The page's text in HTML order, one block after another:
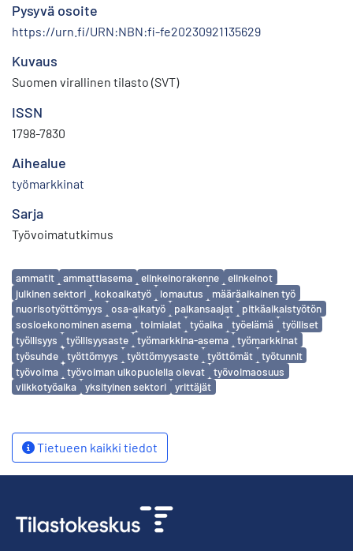
Pysyvä osoite
https://urn.fi/URN:NBN:fi-fe20230921135629
Kuvaus
Suomen virallinen tilasto (SVT)
ISSN
1798-7830
Aihealue
työmarkkinat
Sarja
Työvoimatutkimus
Avainsanat
ammatit ammattiasema elinkeinorakenne
elinkeinot
julkinen sektori
kokoaikatyö lomautus
määräaikainen työ
nuorisotyöttömyys
osa-aikatyö palkansaajat
pitkäaikaistyötön
sosioekonominen asema
toimialat työaika työelämä
työlliset
työllisyys
työllisyysaste työmarkkina-asema
työmarkkinat
työsuhde
työttömyys työttömyysaste työttömät
työtunnit
työvoima
työvoiman ulkopuolella olevat
työvoimaosuus
viikkotyöaika
yksityinen sektori yrittäjät
Tietueen kaikki tiedot